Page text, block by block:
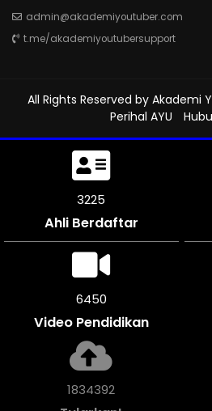
admin@akademiyoutuber.com
t.me/akademiyoutubersupport
All Rights Reserved by Akademi
Perihal AYU
3558
Ahli Berdaftar
7116
Video Pendidikan
2023980